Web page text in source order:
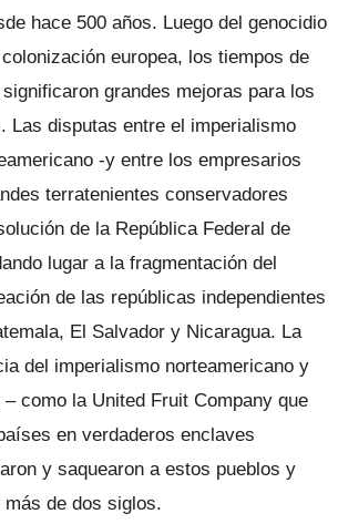
hace 500 años. Luego del genocidio
europea, los tiempos de
grandes mejoras para los
Las disputas entre el imperialismo
-y entre los empresarios
terratenientes conservado­res
de la Re­pública Federal de
lugar a la fragmentación del
de las repúblicas indepen­dientes
El Sal­vador y Nicaragua. La
del imperialismo norteamericano y
como la United Fruit Company que
en verdaderos enclaves
y saquearon a estos pueblos y
de dos siglos.